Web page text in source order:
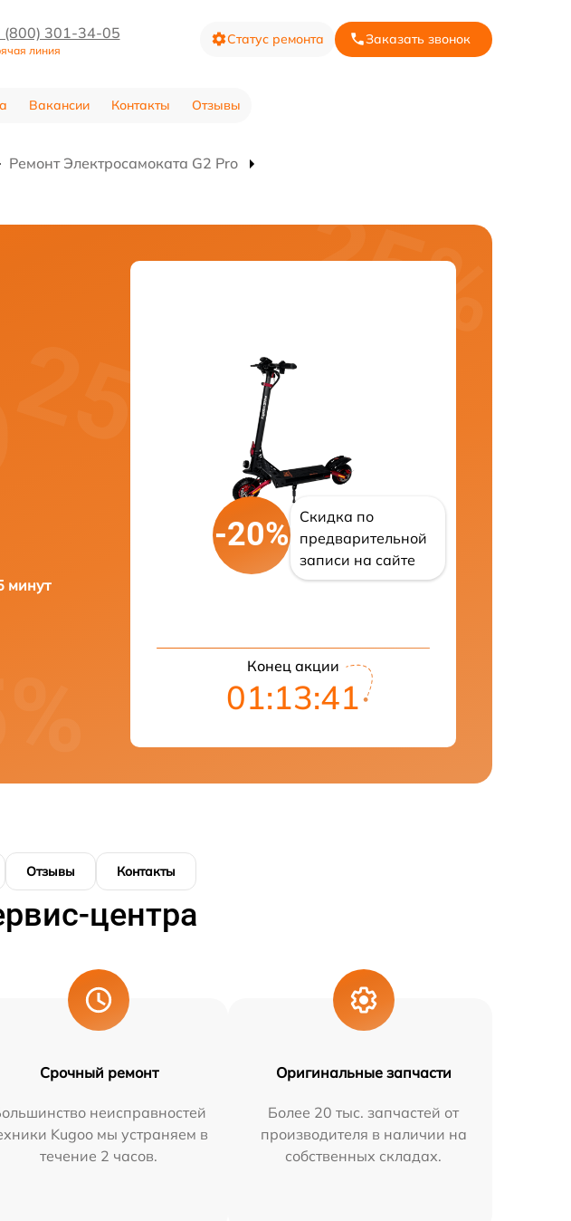
(800) 301-34-05
линия
Статус ремонта Заказать звонок
Вакансии Контакты Отзывы
Ремонт Электросамоката G2 Pro
минут
-20%
Скидка по
предварительной
записи на сайте
Конец акции
01:13:40
Отзывы Контакты
центра
Срочный ремонт
неисправностей
Kugoo мы устраняем в
течение 2 часов.
Оригинальные запчасти
Более 20 тыс. запчастей от
производителя в наличии на
собственных складах.